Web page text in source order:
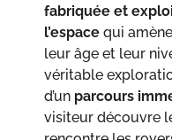
fabriquée et
l’espace qui
leur âge et leur
véritable
d’un parcours
visiteur découvre